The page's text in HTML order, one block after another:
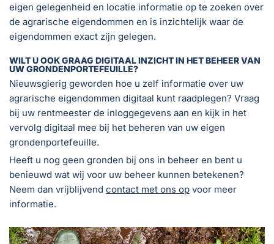
eigen gelegenheid en locatie informatie op te zoeken over
de agrarische eigendommen en is inzichtelijk waar de
eigendommen exact zijn gelegen.
WILT U OOK GRAAG DIGITAAL INZICHT IN HET BEHEER VAN
UW GRONDENPORTEFEUILLE?
Nieuwsgierig geworden hoe u zelf informatie over uw
agrarische eigendommen digitaal kunt raadplegen? Vraag
bij uw rentmeester de inloggegevens aan en kijk in het
vervolg digitaal mee bij het beheren van uw eigen
grondenportefeuille.
Heeft u nog geen gronden bij ons in beheer en bent u
benieuwd wat wij voor uw beheer kunnen betekenen?
Neem dan vrijblijvend contact met ons op voor meer
informatie.